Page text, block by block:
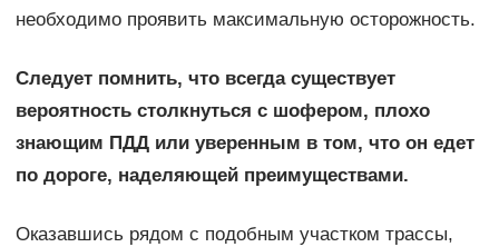
необходимо проявить максимальную осторожность.
Следует помнить, что всегда существует
вероятность столкнуться с шофером, плохо
знающим ПДД или уверенным в том, что он едет
по дороге, наделяющей преимуществами.
Оказавшись рядом с подобным участком трассы,